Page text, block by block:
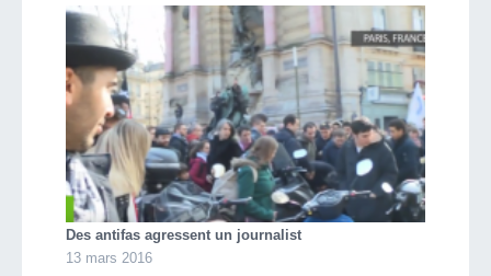
Des antifas agressent un journalist
13 mars 2016